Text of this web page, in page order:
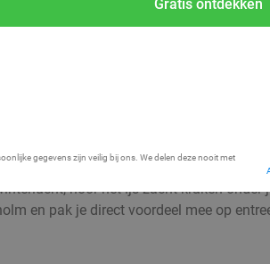
Gratis ontdekken
gegevens zijn veilig bij ons. We delen deze nooit met
hoor het ijs zacht kraken
en pak je direct voordeel mee op